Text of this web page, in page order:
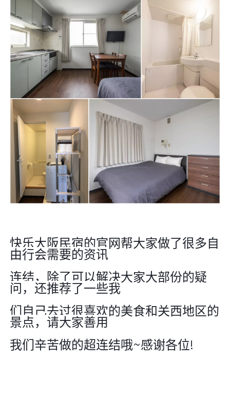
快乐大阪民宿的官网帮大家做了很多自
由行会需要的资讯
连结，除了可以解决大家大部份的疑
问，还推荐了一些我
们自己去过很喜欢的美食和关西地区的
景点，请大家善用
我们辛苦做的超连结哦~感谢各位!